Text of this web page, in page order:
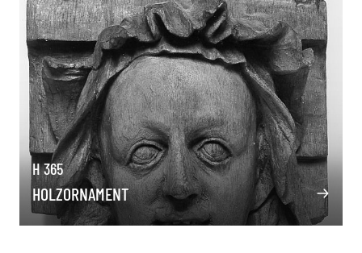
H 365
HOLZORNAMENT